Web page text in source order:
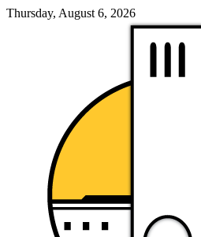
Thursday, August 6, 2026